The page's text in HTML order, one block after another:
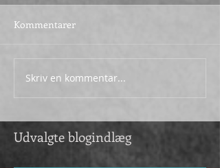
Kommentarer
Skriv en kommentar...
Udvalgte blogindlæg